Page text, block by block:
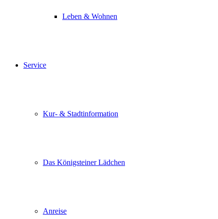
Leben & Wohnen
Service
Kur- & Stadtinformation
Das Königsteiner Lädchen
Anreise